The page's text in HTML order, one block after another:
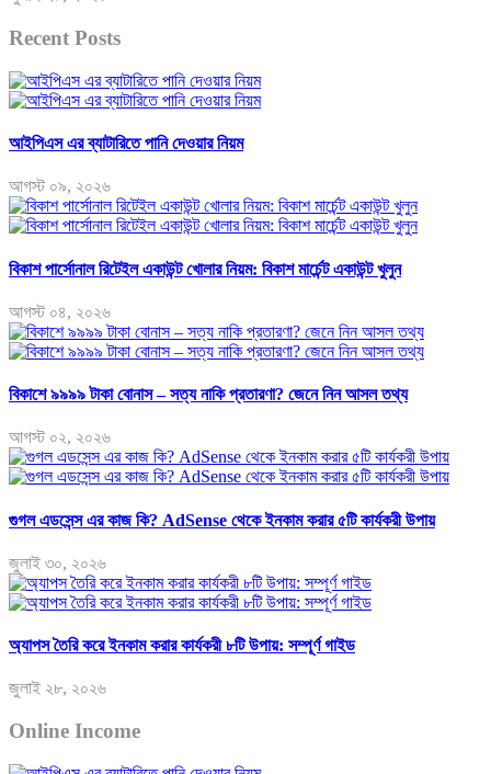
Recent Posts
আইপিএস এর ব্যাটারিতে পানি দেওয়ার নিয়ম
আগস্ট ০৯, ২০২৬
বিকাশ পার্সোনাল রিটেইল একাউন্ট খোলার নিয়ম: বিকাশ মার্চেন্ট একাউন্ট খুলুন
আগস্ট ০৪, ২০২৬
বিকাশে ৯৯৯৯ টাকা বোনাস – সত্য নাকি প্রতারণা? জেনে নিন আসল তথ্য
আগস্ট ০২, ২০২৬
গুগল এডসেন্স এর কাজ কি? AdSense থেকে ইনকাম করার ৫টি কার্যকরী উপায়
জুলাই ৩০, ২০২৬
অ্যাপস তৈরি করে ইনকাম করার কার্যকরী ৮টি উপায়: সম্পূর্ণ গাইড
জুলাই ২৮, ২০২৬
Online Income